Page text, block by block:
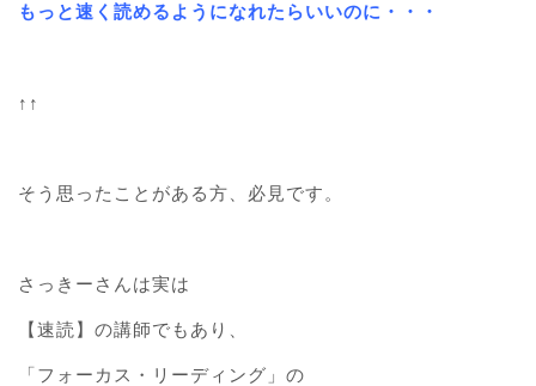
もっと速く読めるようになれたらいいのに・・・
↑↑
そう思ったことがある方、必見です。
さっきーさんは実は
【速読】の講師でもあり、
「フォーカス・リーディング」の